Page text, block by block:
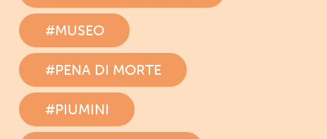
#MUSEO
#PENA DI MORTE
#PIUMINI